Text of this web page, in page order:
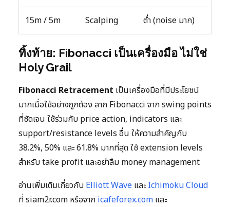
15m / 5m Scalping ต่ำ (noise มาก)
ทิ้งท้าย: Fibonacci เป็นเครื่องมือ ไม่ใช่
Holy Grail
Fibonacci Retracement เป็นเครื่องมือที่มีประโยชน์
มากเมื่อใช้อย่างถูกต้อง ลาก Fibonacci จาก swing points
ที่ชัดเจน ใช้ร่วมกับ price action, indicators และ
support/resistance levels อื่น ให้ความสำคัญกับ
38.2%, 50% และ 61.8% มากที่สุด ใช้ extension levels
สำหรับ take profit และอย่าลืม money management
อ่านเพิ่มเติมเกี่ยวกับ Elliott Wave และIchimoku Cloud
ที่ siam2r.com หรือจาก icafeforex.com และ